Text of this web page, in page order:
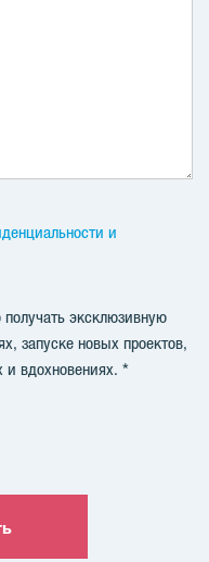
и
эксклюзивную
запуске новых проектов,
и ​​вдохновениях.